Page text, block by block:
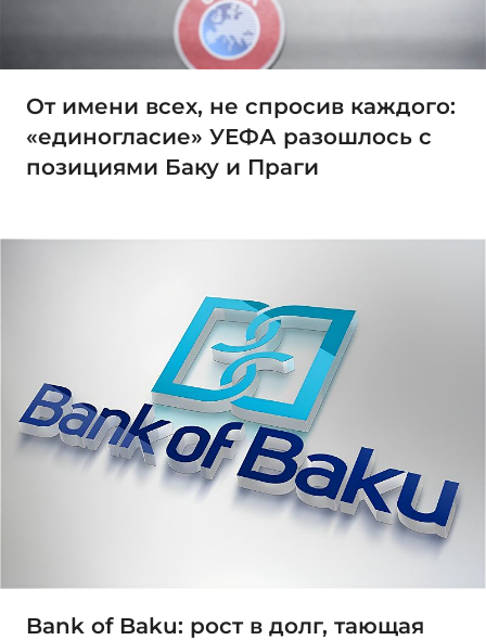
От имени всех, не спросив каждого:
«единогласие» УЕФА разошлось с
позициями Баку и Праги
Bank of Baku: рост в долг, тающая